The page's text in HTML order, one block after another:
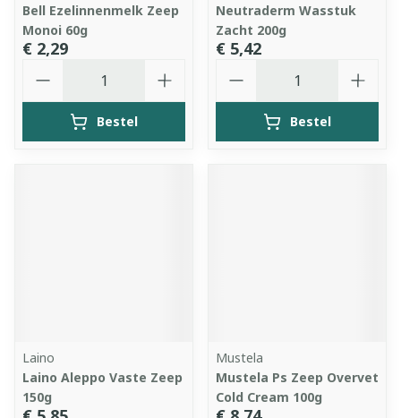
Bell Ezelinnenmelk Zeep
Monoi 60g
€ 2,29
Bestel
Neutraderm Wasstuk
Zacht 200g
€ 5,42
Bestel
Laino
Laino Aleppo Vaste Zeep
150g
Mustela
Mustela Ps Zeep Overvet
Cold Cream 100g